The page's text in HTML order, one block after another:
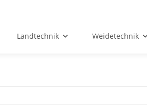
Landtechnik Weidetechnik